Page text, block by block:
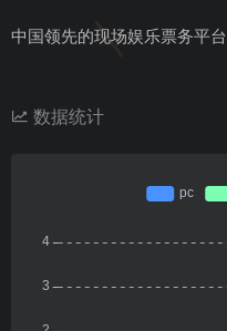
中国领先的现场娱乐票务平台
数据统计